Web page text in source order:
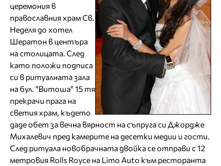
церемония в
православния храм Св.
Неделя до хотел
Шератон в центъра
на столицата. След
като положи подписа
си в ритуалната зала
на бул. "Витоша" 15 тя
прекрачи прага на
светия храм, където
даде обет за вечна вярност на съпруга си Джордже
Михалевич пред камерите на десетки медии и гости.
След ритуала новобрачната двойка се отправи с 12
метровия Rolls Royce на Limo Auto към ресторанта